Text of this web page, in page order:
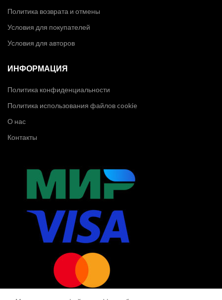
Политика возврата и отмены
Условия для покупателей
Условия для авторов
ИНФОРМАЦИЯ
Политика конфиденциальности
Политика использования файлов cookie
О нас
Контакты